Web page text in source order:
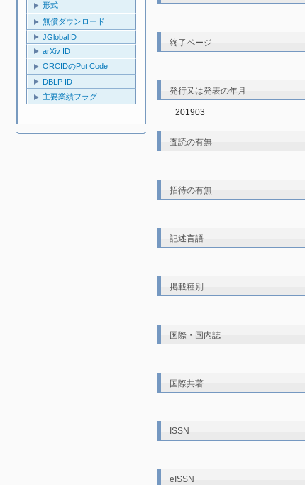
形式
無償ダウンロード
JGlobalID
arXiv ID
ORCIDのPut Code
DBLP ID
主要業績フラグ
終了ページ
発行又は発表の年月
201903
査読の有無
招待の有無
記述言語
掲載種別
国際・国内誌
国際共著
ISSN
eISSN